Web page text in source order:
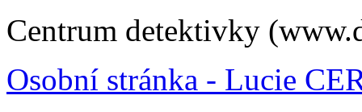
Centrum detektivky
Osobní stránka - Lucie